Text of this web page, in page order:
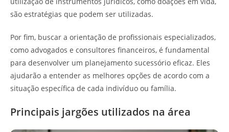
são estratégias que podem ser utilizadas.
Por fim, buscar a orientação de profissionais especializados,
como advogados e consultores financeiros, é fundamental
para desenvolver um planejamento sucessório eficaz. Eles
ajudarão a entender as melhores opções de acordo com a
situação específica de cada indivíduo ou família.
Principais jargões utilizados na área